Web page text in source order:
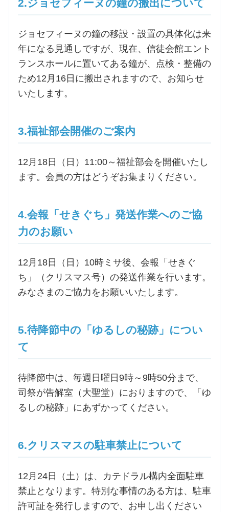
オルガンメディテーション
お問合せ
交通・アクセス
ご利用にあたって
交通・アクセス
2.ジョセフィーヌの鐘の搬出について
ジョセフィーヌの鐘の移設・設置の具体化は来
年になる見通しですが、現在、信徒会館エント
ランスホールに置いてある鐘が、点検・整備の
ため12月16日に搬出されますので、お知らせ
いたします。
3.福祉部会開催のご案内
12月18日（日）11:00～福祉部会を開催いたし
ます。会員の方はどうぞお集まりください。
4.会報「せきぐち」発送作業へのご協
力のお願い
12月18日（日）10時ミサ後、会報「せきぐ
ち」（クリスマス号）の発送作業を行います。
みなさまのご協力をお願いいたします。
5.待降節中の「ゆるしの秘跡」につい
て
待降節中は、毎週日曜日9時～9時50分まで、
司祭が告解室（大聖堂）におりますので、「ゆ
るしの秘跡」にあずかってください。
6.クリスマスの駐車禁止について
12月24日（土）は、カテドラル構内全面駐車
禁止となります。特別な事情のある方は、駐車
許可証を発行しますので、お申し出ください